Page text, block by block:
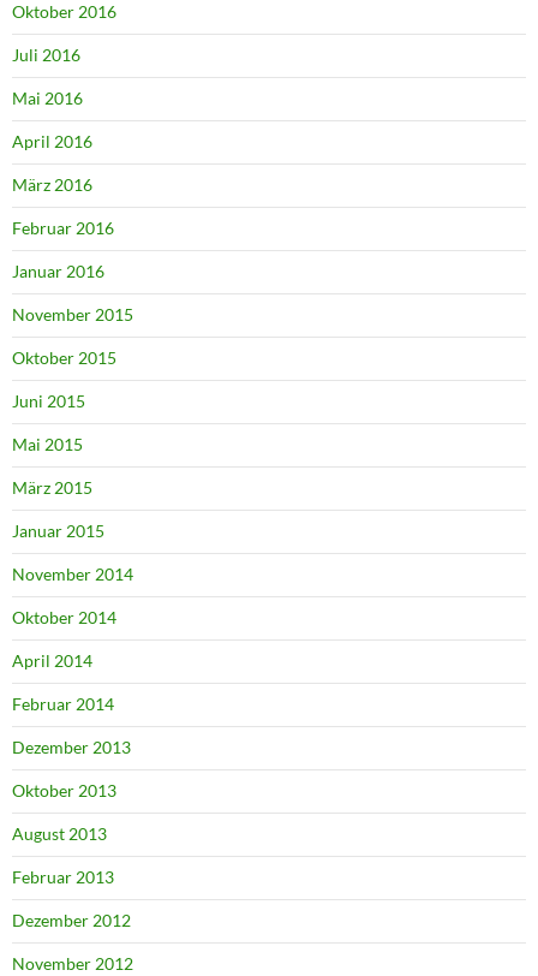
Oktober 2016
Juli 2016
Mai 2016
April 2016
März 2016
Februar 2016
Januar 2016
November 2015
Oktober 2015
Juni 2015
Mai 2015
März 2015
Januar 2015
November 2014
Oktober 2014
April 2014
Februar 2014
Dezember 2013
Oktober 2013
August 2013
Februar 2013
Dezember 2012
November 2012